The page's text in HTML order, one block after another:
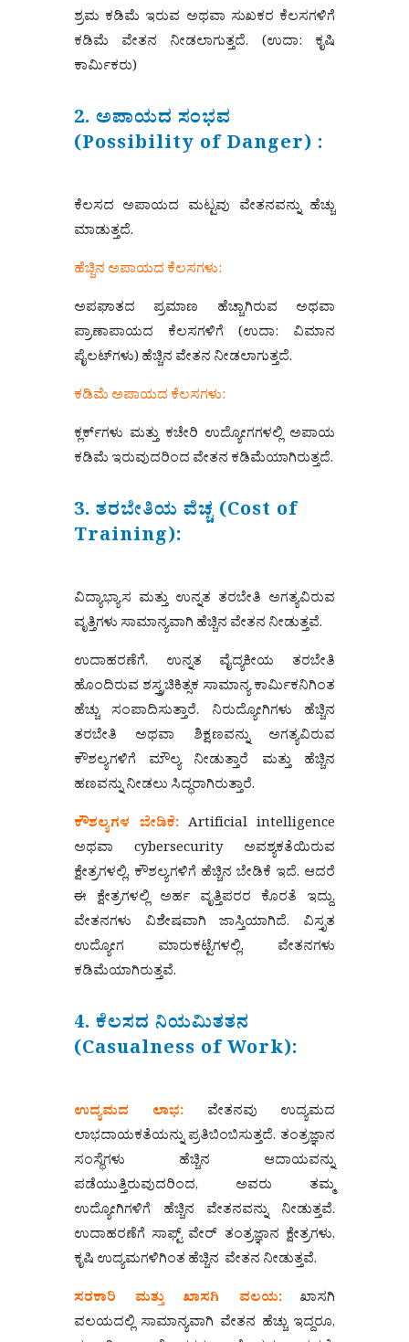
ಶ್ರಮ ಕಡಿಮೆ ಇರುವ ಅಥವಾ ಸುಖಕರ ಕೆಲಸಗಳಿಗೆ
ಕಡಿಮೆ ವೇತನ ನೀಡಲಾಗುತ್ತದೆ. (ಉದಾ: ಕೃಷಿ
ಕಾರ್ಮಿಕರು)
2. ಅಪಾಯದ ಸಂಭವ
(Possibility of Danger) :
ಕೆಲಸದ ಅಪಾಯದ ಮಟ್ಟವು ವೇತನವನ್ನು ಹೆಚ್ಚು
ಮಾಡುತ್ತದೆ.
ಹೆಚ್ಚಿನ ಅಪಾಯದ ಕೆಲಸಗಳು:
ಅಪಘಾತದ ಪ್ರಮಾಣ ಹೆಚ್ಚಾಗಿರುವ ಅಥವಾ
ಪ್ರಾಣಾಪಾಯದ ಕೆಲಸಗಳಿಗೆ (ಉದಾ: ವಿಮಾನ
ಪೈಲಟ್‌ಗಳು) ಹೆಚ್ಚಿನ ವೇತನ ನೀಡಲಾಗುತ್ತದೆ.
ಕಡಿಮೆ ಅಪಾಯದ ಕೆಲಸಗಳು:
ಕ್ಲರ್ಕ್‌ಗಳು ಮತ್ತು ಕಚೇರಿ ಉದ್ಯೋಗಗಳಲ್ಲಿ ಅಪಾಯ
ಕಡಿಮೆ ಇರುವುದರಿಂದ ವೇತನ ಕಡಿಮೆಯಾಗಿರುತ್ತದೆ.
3. ತರಬೇತಿಯ ವೆಚ್ಚ (Cost of
Training):
ವಿದ್ಯಾಭ್ಯಾಸ ಮತ್ತು ಉನ್ನತ ತರಬೇತಿ ಅಗತ್ಯವಿರುವ
ವೃತ್ತಿಗಳು ಸಾಮಾನ್ಯವಾಗಿ ಹೆಚ್ಚಿನ ವೇತನ ನೀಡುತ್ತವೆ.
ಉದಾಹರಣೆಗೆ, ಉನ್ನತ ವೈದ್ಯಕೀಯ ತರಬೇತಿ
ಹೊಂದಿರುವ ಶಸ್ತ್ರಚಿಕಿತ್ಸಕ ಸಾಮಾನ್ಯ ಕಾರ್ಮಿಕನಿಗಿಂತ
ಹೆಚ್ಚು ಸಂಪಾದಿಸುತ್ತಾರೆ. ನಿರುದ್ಯೋಗಿಗಳು ಹೆಚ್ಚಿನ
ತರಬೇತಿ ಅಥವಾ ಶಿಕ್ಷಣವನ್ನು ಅಗತ್ಯವಿರುವ
ಕೌಶಲ್ಯಗಳಿಗೆ ಮೌಲ್ಯ ನೀಡುತ್ತಾರೆ ಮತ್ತು ಹೆಚ್ಚಿನ
ಹಣವನ್ನು ನೀಡಲು ಸಿದ್ಧರಾಗಿರುತ್ತಾರೆ.
ಕೌಶಲ್ಯಗಳ ಬೇಡಿಕೆ: Artificial intelligence
ಅಥವಾ cybersecurity ಅವಶ್ಯಕತೆಯಿರುವ
ಕ್ಷೇತ್ರಗಳಲ್ಲಿ, ಕೌಶಲ್ಯಗಳಿಗೆ ಹೆಚ್ಚಿನ ಬೇಡಿಕೆ ಇದೆ. ಆದರೆ
ಈ ಕ್ಷೇತ್ರಗಳಲ್ಲಿ ಅರ್ಹ ವೃತ್ತಿಪರರ ಕೊರತೆ ಇದ್ದು,
ವೇತನಗಳು ವಿಶೇಷವಾಗಿ ಜಾಸ್ತಿಯಾಗಿದೆ. ವಿಸ್ತೃತ
ಉದ್ಯೋಗ ಮಾರುಕಟ್ಟೆಗಳಲ್ಲಿ, ವೇತನಗಳು
ಕಡಿಮೆಯಾಗಿರುತ್ತವೆ.
4. ಕೆಲಸದ ನಿಯಮಿತತನ
(Casualness of Work):
ಉದ್ಯಮದ ಲಾಭ:
ವೇತನವು ಉದ್ಯಮದ
ಲಾಭದಾಯಕತೆಯನ್ನು ಪ್ರತಿಬಿಂಬಿಸುತ್ತದೆ. ತಂತ್ರಜ್ಞಾನ
ಸಂಸ್ಥೆಗಳು ಹೆಚ್ಚಿನ ಆದಾಯವನ್ನು
ಪಡೆಯುತ್ತಿರುವುದರಿಂದ, ಅವರು ತಮ್ಮ
ಉದ್ಯೋಗಿಗಳಿಗೆ ಹೆಚ್ಚಿನ ವೇತನವನ್ನು ನೀಡುತ್ತವೆ.
ಉದಾಹರಣೆಗೆ ಸಾಫ್ಟ್‌ ವೇರ್‌ ತಂತ್ರಜ್ಞಾನ ಕ್ಷೇತ್ರಗಳು,
ಕೃಷಿ ಉದ್ಯಮಗಳಿಗಿಂತ ಹೆಚ್ಚಿನ ವೇತನ ನೀಡುತ್ತವೆ.
ಸರಕಾರಿ ಮತ್ತು ಖಾಸಗಿ ವಲಯ:ಖಾಸಗಿ
ವಲಯದಲ್ಲಿ ಸಾಮಾನ್ಯವಾಗಿ ವೇತನ ಹೆಚ್ಚು ಇದ್ದರೂ,